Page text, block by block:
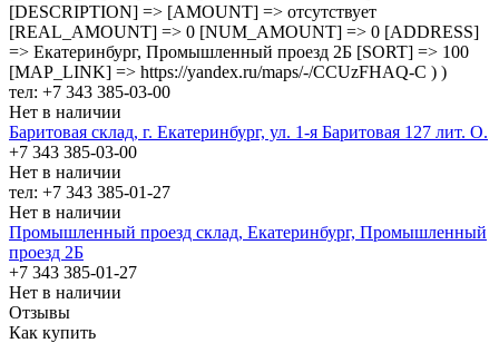
[DESCRIPTION] => [AMOUNT] => отсутствует
[REAL_AMOUNT] => 0 [NUM_AMOUNT] => 0 [ADDRESS]
=> Екатеринбург, Промышленный проезд 2Б [SORT] => 100
[MAP_LINK] => https://yandex.ru/maps/-/CCUzFHAQ-C ) )
тел: +7 343 385-03-00
Нет в наличии
Баритовая склад, г. Екатеринбург, ул. 1-я Баритовая 127 лит. О.
+7 343 385-03-00
Нет в наличии
тел: +7 343 385-01-27
Нет в наличии
Промышленный проезд cклад, Екатеринбург, Промышленный
проезд 2Б
+7 343 385-01-27
Нет в наличии
Отзывы
Как купить